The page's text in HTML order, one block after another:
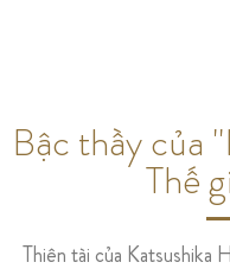
Bậc thầy của
Thế
Thiên tài của Katsushika